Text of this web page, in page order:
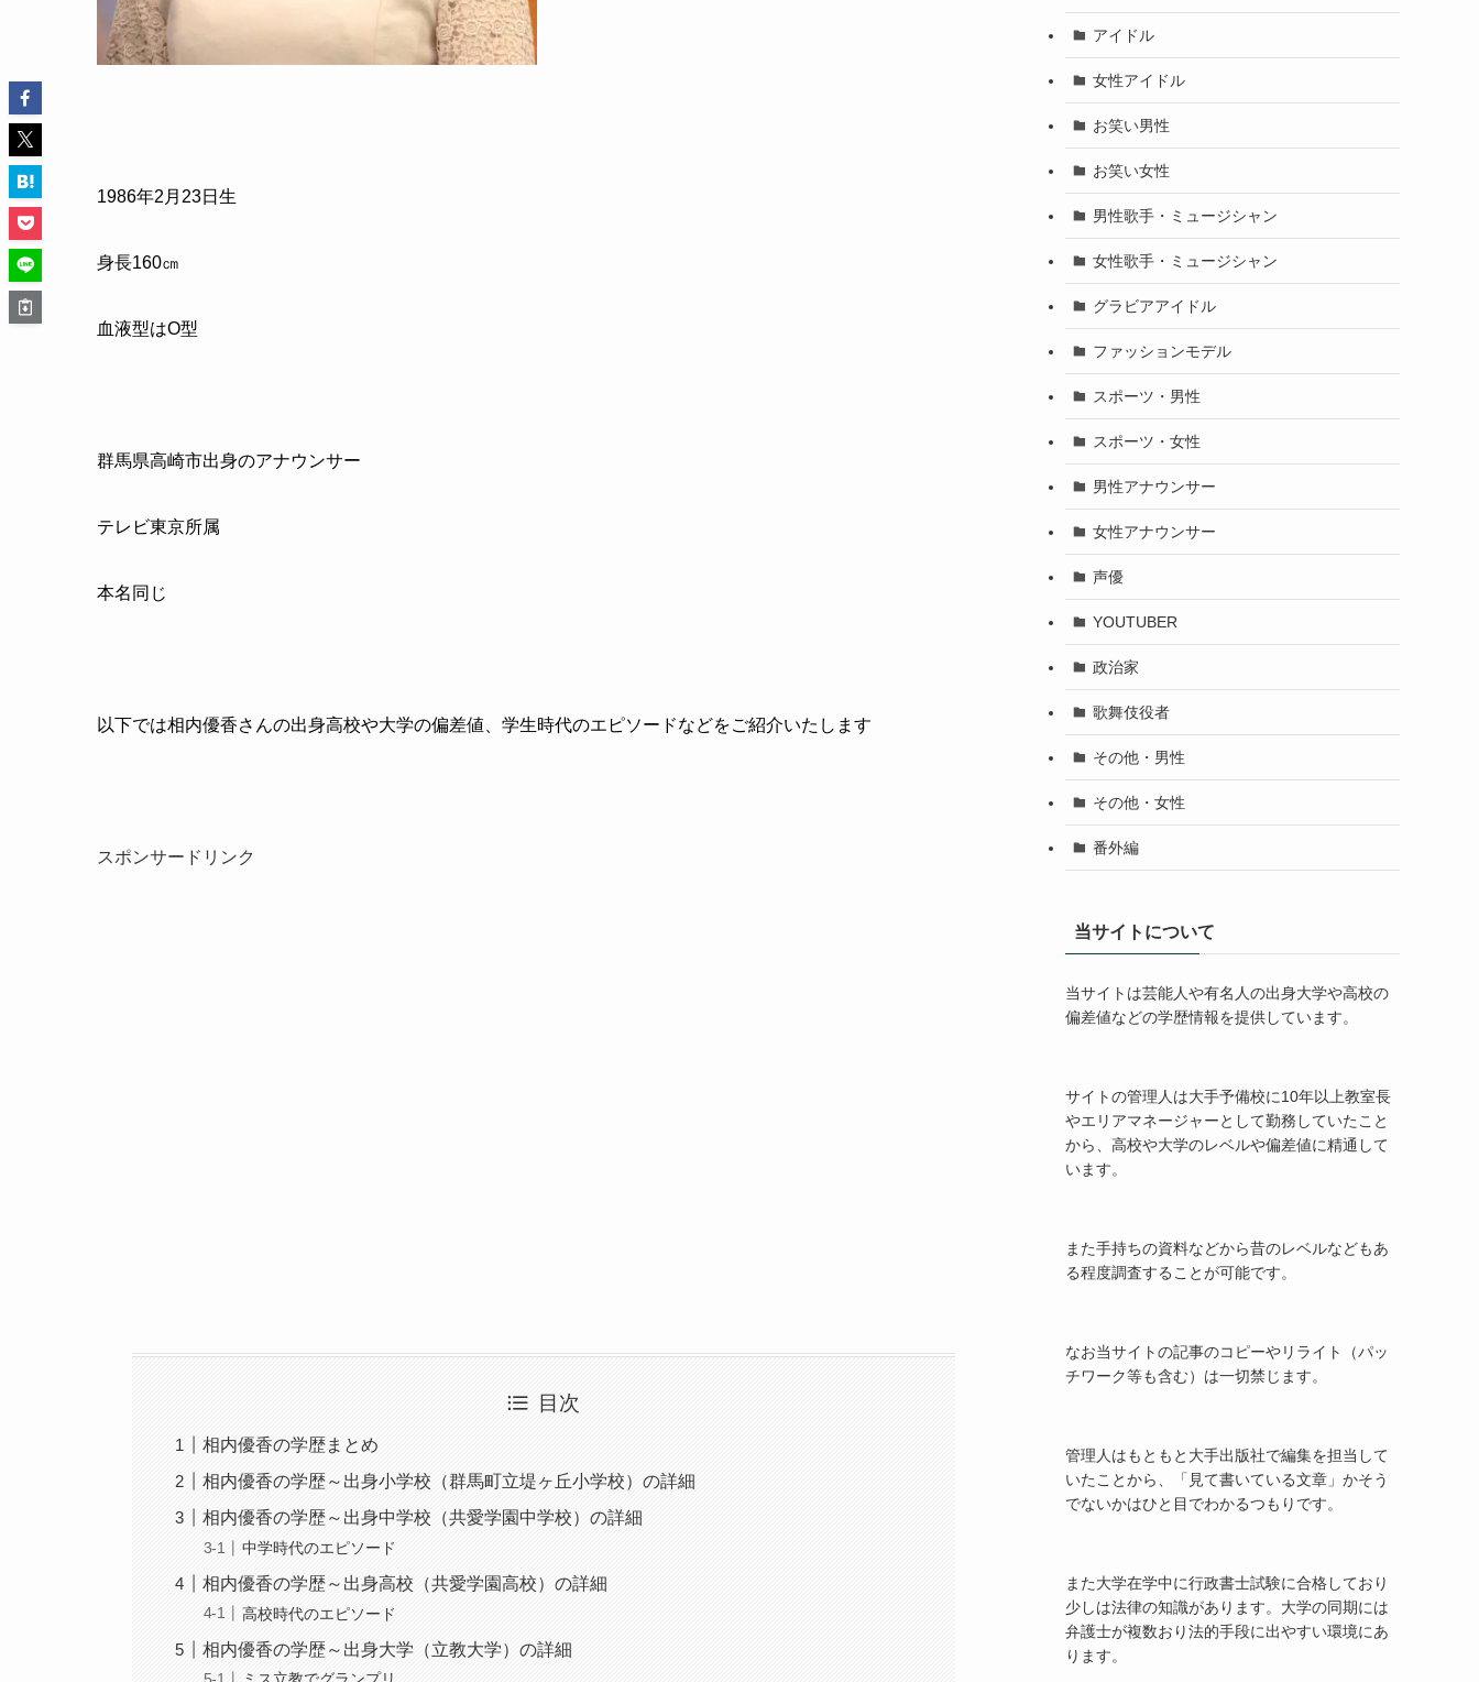
1986年2 月 23日生
身長160㎝
血液型はO型
群馬県高崎市出身のアナウンサー
テレビ東京所属
本名同じ
以下では相内優香さんの出身高校や大学の偏差値、学生時代のエピソードなどをご紹介いたします
スポンサードリンク
目次
相内優香の学歴まとめ
相内優香の学歴～出身小学校（群馬町立堤ヶ丘小学校）の詳細
相内優香の学歴～出身中学校（共愛学園中学校）の詳細
中学時代のエピソード
相内優香の学歴～出身高校（共愛学園高校）の詳細
高校時代のエピソード
相内優香の学歴～出身大学（立教大学）の詳細
アイドル
女性アイドル
お笑い男性
お笑い女性
男性歌手・ミュージシャン
女性歌手・ミュージシャン
グラビアアイドル
ファッションモデル
スポーツ・男性
スポーツ・女性
男性アナウンサー
女性アナウンサー
声優
YOUTUBER
政治家
歌舞伎役者
その他・男性
その他・女性
番外編
当サイトについて
当サイトは芸能人や有名人の出身大学や高校の
偏差値などの学歴情報を提供しています。
サイトの管理人は大手予備校に10年以上教室長
やエリアマネージャーとして勤務していたこと
から、高校や大学のレベルや偏差値に精通して
います。
また手持ちの資料などから昔のレベルなどもあ
る程度調査することが可能です。
なお当サイトの記事のコピーやリライト（パッ
チワーク等も含む）は一切禁じます。
管理人はもともと大手出版社で編集を担当して
いたことから、「見て書いている文章」かそう
でないかはひと目でわかるつもりです。
また大学在学中に行政書士試験に合格しており
少しは法律の知識があります。大学の同期には
弁護士が複数おり法的手段に出やすい環境にあ
ります。